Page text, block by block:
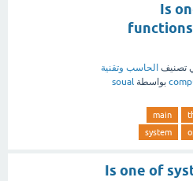
Is
تصنيف الحاسب وتقنية
بواسطة soual
main
system
Is one of